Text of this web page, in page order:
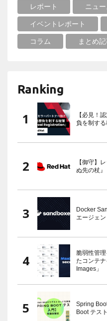
レポート ニュー
イベントレポート
コラム まとめ
Ranking
【必見！
負を制す
【御守】
ぬ先の杖』
Docker
エージェ
脆弱性管
たコンテ
Images」
Spring
Boot テス